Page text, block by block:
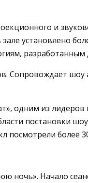
и
установлено
разработанным
Сопровождает шоу
одним из лидеров
постановки
посмотрели более
ночь». Начало